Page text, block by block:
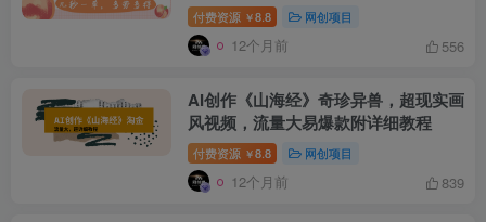
付费资源 ￥8.8 网创项目
12个月前 556
AI创作《山海经》奇珍异兽，超现实画
风视频，流量大易爆款附详细教程
付费资源 ￥8.8 网创项目
12个月前 839